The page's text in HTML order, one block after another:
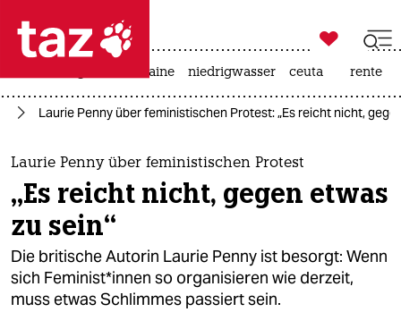
 taz zahl ich
taz zahl ich
themen
politik
öko
gesellschaft

taz zahl ich
krieg in der ukraine niedrigwasser ceuta rente
Laurie Penny über feministischen Protest: „Es reicht nicht,
Laurie Penny über feministischen Protest
„Es reicht nicht, gegen etwas
zu sein“
Die britische Autorin Laurie Penny ist besorgt: Wenn
sich Feminist*innen so organisieren wie derzeit,
muss etwas Schlimmes passiert sein.